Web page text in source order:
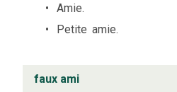
Amie.
Petite amie.
faux ami